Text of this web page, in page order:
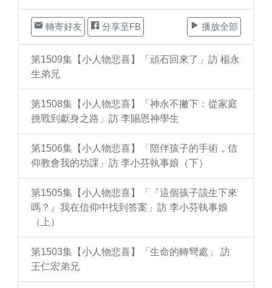
轉寄好友 分享至FB 播放全部
第1509集【小人物悲喜】「頑石回來了」訪 楊永
生弟兄
第1508集【小人物悲喜】「神永不撇下：從家庭
挑戰到獻身之路」訪 李賜恩神學生
第1506集【小人物悲喜】「陪伴孩子的手術，信
仰教會我的功課」訪 李小芬執事娘（下）
第1505集【小人物悲喜】「『這個孩子該生下來
嗎？』我在信仰中找到答案」訪 李小芬執事娘
（上）
第1503集【小人物悲喜】「生命的轉彎處」 訪
王仁宏弟兄